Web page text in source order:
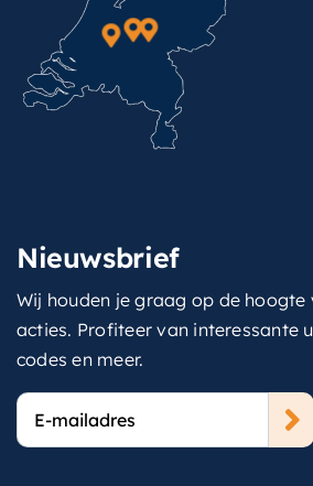
Nieuwsbrief
Wij houden je graag op de hoogte
acties. Profiteer van interessante
codes en meer.
E-
mailadres